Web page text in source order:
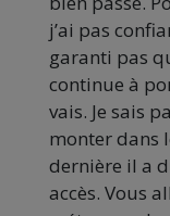
j’ai pas
garanti pas
continue à
vais. Je sais
monter dans
dernière il a
accès. Vous